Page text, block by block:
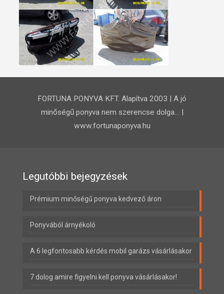
FORTUNA PONYVA KFT. Alapítva 2003 | A jó
minőségű ponyva nem szerencse dolga… |
www.fortunaponyva.hu
Legutóbbi bejegyzések
Prémium minőségű ponyva kedvező áron
Ponyvából árnyékoló
A 6 legfontosabb kérdés mobil garázs vásárlásakor
7 dolog amire figyelni kell ponyva vásárlásakor!